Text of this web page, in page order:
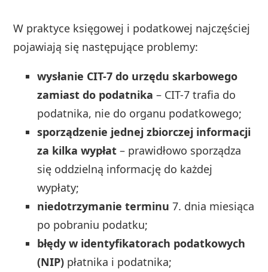
W praktyce księgowej i podatkowej najczęściej
pojawiają się następujące problemy:
wysłanie CIT-7 do urzędu skarbowego
zamiast do podatnika – CIT-7 trafia do
podatnika, nie do organu podatkowego;
sporządzenie jednej zbiorczej informacji
za kilka wypłat – prawidłowo sporządza
się oddzielną informację do każdej
wypłaty;
niedotrzymanie terminu 7. dnia miesiąca
po pobraniu podatku;
błędy w identyfikatorach podatkowych
(NIP) płatnika i podatnika;